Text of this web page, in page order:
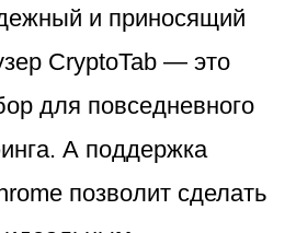
и приносящий
CryptoTab — это
для повседневного
А поддержка
позволит сделать